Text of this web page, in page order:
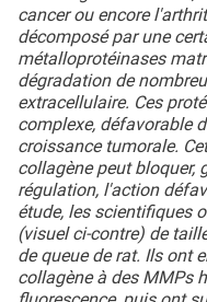
cancer ou encore
décomposé par une
métalloprotéinases
dégradation de
extracellulaire. Ces
complexe, défavorable
croissance tumorale.
collagène peut bloquer,
régulation, l'action
étude, les scientifiques
(visuel ci-contre) de
de queue de rat. Ils ont
collagène à des MMPs